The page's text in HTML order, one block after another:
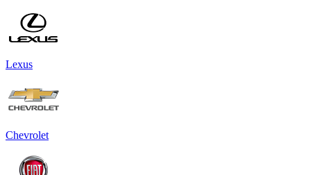
Lexus
Chevrolet